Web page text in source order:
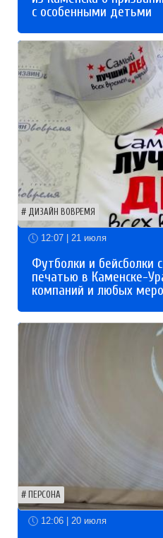
с особенными детьми
ДИЗАЙН ВОВРЕМЯ
12:07 | 21 июля
Футболки и бейсболки
печатью в Каменске-
компаний и любых
ПЕРСОНА
12:06 | 20 июля